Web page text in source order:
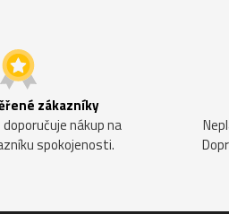
zákazníky
nákup na
spokojenosti.